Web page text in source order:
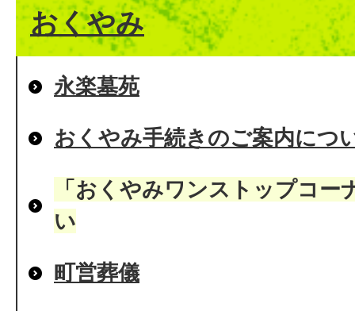
おくやみ
永楽墓苑
おくやみ手続きのご案内につ
「おくやみワンストップコー
い
町営葬儀